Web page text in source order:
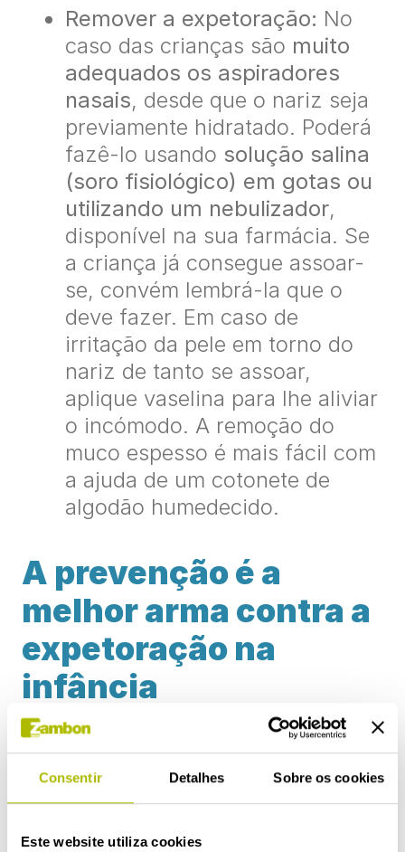
Consentir Detalhes Sobre os cookies
Este website utiliza cookies
Remover a expetoração: No
caso das crianças são muito
adequados os aspiradores
nasais, desde que o nariz seja
previamente hidratado. Poderá
fazê-lo usando solução salina
(soro fisiológico) em gotas ou
utilizando um nebulizador,
disponível na sua farmácia. Se
a criança já consegue assoar-
se, convém lembrá-la que o
deve fazer. Em caso de
irritação da pele em torno do
nariz de tanto se assoar,
aplique vaselina para lhe aliviar
o incómodo. A remoção do
muco espesso é mais fácil com
a ajuda de um cotonete de
algodão humedecido.
A prevenção é a
melhor arma contra a
expetoração na
infância
Em primeiro lugar, convém não se
alarmar em caso de excesso de
expetoração, pois as crianças
tendem a produzir secreções
mucosas durante uma boa parte do